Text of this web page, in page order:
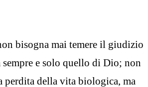
bisogna mai temere il giudizio
e solo quello di Dio; non
perdita della vita biologica, ma